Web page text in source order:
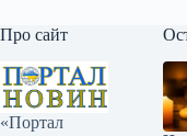
Про сайт
«Портал